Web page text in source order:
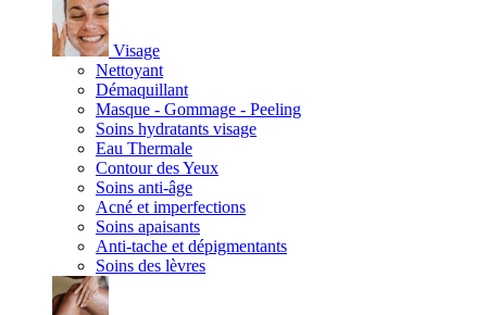
Visage
Nettoyant
Démaquillant
Masque - Gommage - Peeling
Soins hydratants visage
Eau Thermale
Contour des Yeux
Soins anti-âge
Acné et imperfections
Soins apaisants
Anti-tache et dépigmentants
Soins des lèvres